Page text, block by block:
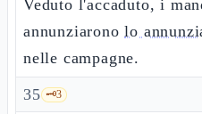
Veduto l'accaduto, i
annunziaronolo
nelle campagne.
35 🗝️3